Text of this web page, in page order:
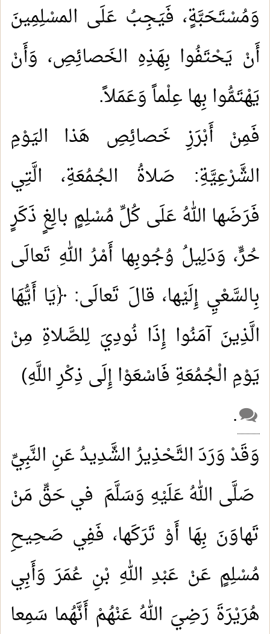
وَمُسْتَحَبَّةٍ، فَيَجِبُ عَلَى المسْلِمِينَ
أَنْ يَحْتَفُوا بِهَذِهِ الخَصائِصِ، وَأَنْ
يَهْتَمُّوا بِها عِلْماً وَعَمَلاً.
فَمِنْ أَبْرَزِ خَصائِصِ هَذا اليَوْمِ
الشَّرْعِيَّةِ: صَلاةُ الجُمُعَةِ، الَّتِي
فَرَضَها اللهُ عَلَى كُلِّ مُسْلِمٍ بالِغٍ ذَكَرٍ
حُرٍّ، وَدَلِيلُ وُجُوبِها أَمْرُ اللهِ تَعالَى
بِالسَّعْيِ إِلَيْها، قالَ تَعالَى: ﴿يَا أَيُّهَا
الَّذِينَ آمَنُوا إِذَا نُودِيَ لِلصَّلاةِ مِنْ
يَوْمِ الْجُمُعَةِ فَاسْعَوْا إِلَى ذِكْرِ اللَّهِ)
.
وَقَدْ وَرَدَ التَّحْذِيرُ الشَّدِيدُ عَنِ النَّبِيِّ
صَلَّى اللهُ عَلَيْهِ وَسَلَّمَ في حَقِّ مَنْ
تَهاوَنَ بِهَا أَوْ تَرَكَها، فَفِي صَحِيحِ
مُسْلِمٍ عَنْ عَبْدِ اللهِ بْنِ عُمَرَ وَأَبِي
هُرَيْرَةَ رَضِيَ اللهُ عَنْهُمْ أَنَّهُما سَمِعا